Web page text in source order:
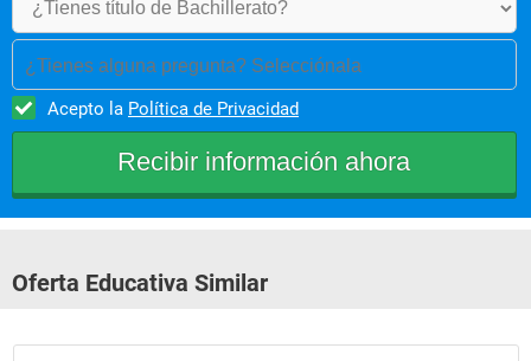
¿Tienes alguna pregunta? Selecciónala
Acepto la Política de Privacidad
Oferta Educativa Similar